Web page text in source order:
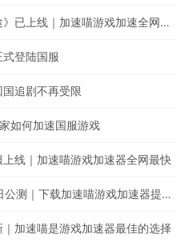
逻辑推理休闲游戏《遗落迷途》已上线｜加速喵游戏加速全网最快
登陆国服
追剧不再受限
如何加速国服游戏
线｜加速喵游戏加速器全网最快
《崩坏：星穹铁道》 4月26日公测｜下载加速喵游戏加速器提升游戏体验
｜加速喵是游戏加速器最佳的选择